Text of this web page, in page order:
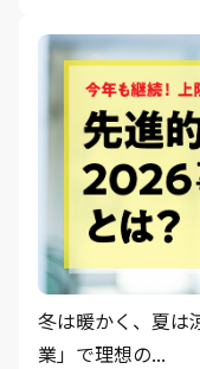
冬は暖かく、夏は
業」で理想の...